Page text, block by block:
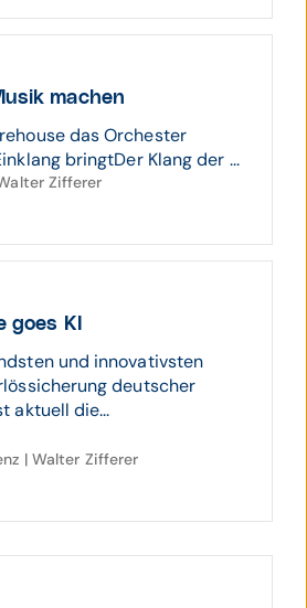
machen
das Orchester
bringtDer Klang der ...
Zifferer
goes KI
und innovativsten
deutscher
aktuell die...
| Walter Zifferer